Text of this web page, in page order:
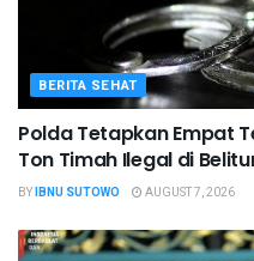
BERITA SEHAT
Polda Tetapkan Empat
Ton Timah Ilegal di
BYIBNU SUTOWO AUGUST 7, 2026